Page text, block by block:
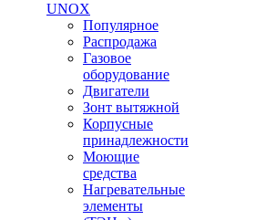
UNOX
Популярное
Распродажа
Газовое
оборудование
Двигатели
Зонт вытяжной
Корпусные
принадлежности
Моющие
средства
Нагревательные
элементы